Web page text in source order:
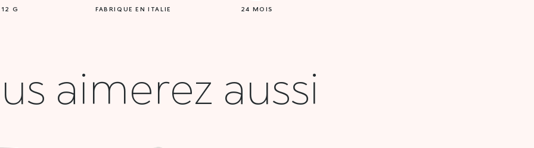
12 G FABRIQUE EN ITALIE 24 MOIS
aimerez aussi